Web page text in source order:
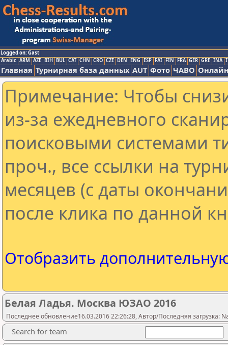
Logged on: Gast
Arabic ARM AZE BIH BUL CAT CHN CRO CZE DEN ENG ESP FAI FIN FRA GER GRE INA
Главная Турнирная база данных AUT Фото ЧАВО
Примечание: Чтобы
из-за ежедневного
поисковыми системами
проч., все ссылки на
месяцев (с даты
после клика по данной
Отобразить
Белая Ладья. Москва ЮЗАО 2016
Последнее обновление16.03.2016 22:26:28, Автор/Последняя загрузка:
Search for team